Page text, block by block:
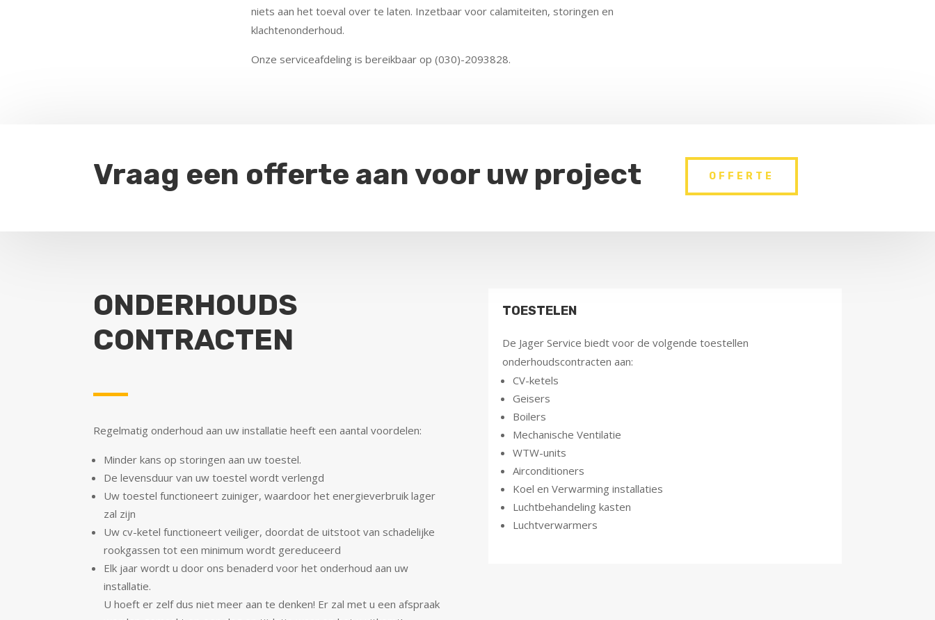
niets aan het toeval over te laten. Inzetbaar voor calamiteiten, storingen en
klachtenonderhoud.
Onze serviceafdeling is bereikbaar op (030)-2093828.
Vraag een offerte aan voor uw project OFFERTE
ONDERHOUDS
CONTRACTEN
Regelmatig onderhoud aan uw installatie heeft een aantal voordelen:
Minder kans op storingen aan uw toestel.
De levensduur van uw toestel wordt verlengd
Uw toestel functioneert zuiniger, waardoor het energieverbruik lager
zal zijn
Uw cv-ketel functioneert veiliger, doordat de uitstoot van schadelijke
rookgassen tot een minimum wordt gereduceerd
Elk jaar wordt u door ons benaderd voor het onderhoud aan uw
installatie.
U hoeft er zelf dus niet meer aan te denken! Er zal met u een afspraak
TOESTELEN
De Jager Service biedt voor de volgende toestellen
onderhoudscontracten aan:
CV-ketels
Geisers
Boilers
Mechanische Ventilatie
WTW-units
Airconditioners
Koel en Verwarming installaties
Luchtbehandeling kasten
Luchtverwarmers